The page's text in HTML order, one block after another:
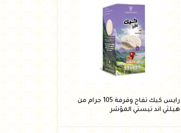
جنيه
أضف للسلة
رايس كيك تفاح وقرفة 105 جرام من
هيلثي اند تيستي المؤشر